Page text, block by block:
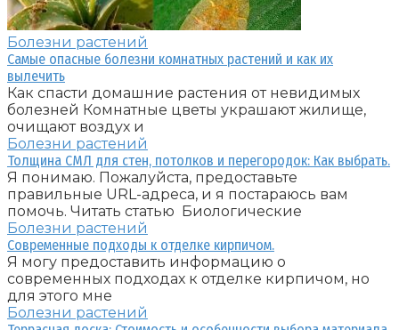
Болезни растений
Самые опасные болезни комнатных растений и как их
вылечить
Как спасти домашние растения от невидимых
болезней Комнатные цветы украшают жилище,
очищают воздух и
Болезни растений
Толщина СМЛ для стен, потолков и перегородок: Как выбрать.
Я понимаю. Пожалуйста, предоставьте
правильные URL-адреса, и я постараюсь вам
помочь. Читать статью Биологические
Болезни растений
Современные подходы к отделке кирпичом.
Я могу предоставить информацию о
современных подходах к отделке кирпичом, но
для этого мне
Болезни растений